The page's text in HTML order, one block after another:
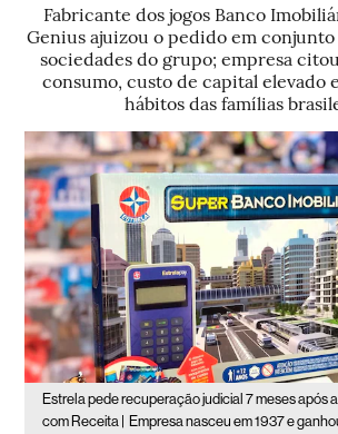
Fabricante dos jogos Banco
Genius ajuizou o pedido em
sociedades do grupo; empresa
consumo, custo de capital elevado
hábitos das famílias
Estrela pede recuperação judicial 7 meses após
com Receita |
Empresa nasceu em 1937 e